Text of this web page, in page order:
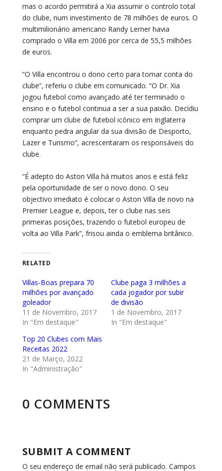
mas o acordo permitirá a Xia assumir o controlo total
do clube, num investimento de 78 milhões de euros. O
multimilionário americano Randy Lerner havia
comprado o Villa em 2006 por cerca de 55,5 milhões
de euros.
“O Villa encontrou o dono certo para tomar conta do
clube”, referiu o clube em comunicado. “O Dr. Xia
jogou futebol como avançado até ter terminado o
ensino e o futebol continua a ser a sua paixão. Decidiu
comprar um clube de futebol icónico em Inglaterra
enquanto pedra angular da sua divisão de Desporto,
Lazer e Turismo”, acrescentaram os responsáveis do
clube.
“É adepto do Aston Villa há muitos anos e está feliz
pela oportunidade de ser o novo dono. O seu
objectivo imediato é colocar o Aston Villa de novo na
Premier League e, depois, ter o clube nas seis
primeiras posições, trazendo o futebol europeu de
volta ao Villa Park”, frisou ainda o emblema britânico.
RELATED
Villas-Boas prepara 70
milhões por avançado
goleador
11 de Novembro, 2017
In "Em destaque"
Clube paga 3 milhões a
cada jogador por subir
de divisão
1 de Novembro, 2017
In "Em destaque"
Top 20 Clubes com Mais
Receitas 2022
21 de Março, 2022
In "Administração"
0 COMMENTS
SUBMIT A COMMENT
O seu endereço de email não será publicado. Campos